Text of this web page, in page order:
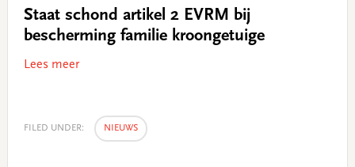
Staat schond artikel 2 EVRM bij
bescherming familie kroongetuige
Lees meer
FILED UNDER: NIEUWS